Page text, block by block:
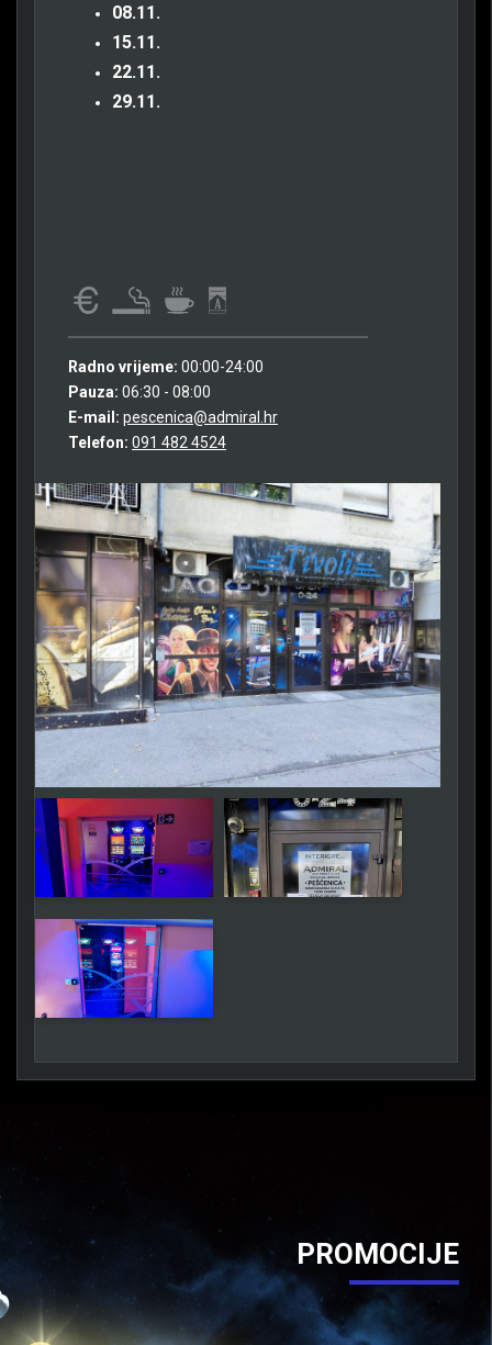
08.11.
15.11.
22.11.
29.11.
Radno vrijeme: 00:00-24:00
Pauza: 06:30 - 08:00
E-mail: pescenica@admiral.hr
Telefon: 091 482 4524
PROMOCIJE